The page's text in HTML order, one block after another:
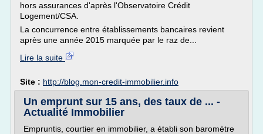
hors assurances d'après l'Observatoire Crédit
Logement/CSA.
La concurrence entre établissements bancaires revient
après une année 2015 marquée par le raz de...
Lire la suite
Site : http://blog.mon-credit-immobilier.info
Un emprunt sur 15 ans, des taux de ... -
Actualité Immobilier
Empruntis, courtier en immobilier, a établi son baromètre